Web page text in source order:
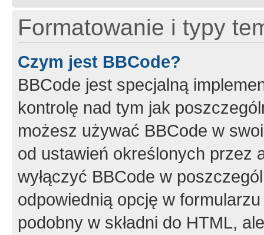
Formatowanie i typy
Czym jest BBCode?
BBCode jest specjalną
kontrolę nad tym jak
możesz używać BBCode w
od ustawień określonych przez
wyłączyć BBCode w
odpowiednią opcję w
podobny w składni do HTML,